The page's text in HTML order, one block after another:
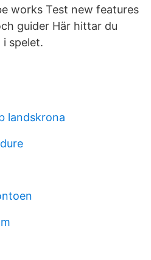
works Test new features
guider Här hittar du
spelet.
landskrona